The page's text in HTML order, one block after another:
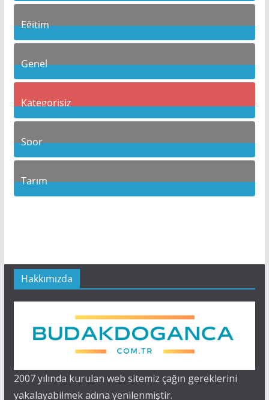
1Posts
Eğitim
22Posts
Genel
115Posts
Kategorisiz
3Posts
Spor
17Posts
Tarım
Hakkımızda
2007 yılında kurulan web sitemiz çağın gereklerini
yakalayabilmek adına yenilenmiştir.